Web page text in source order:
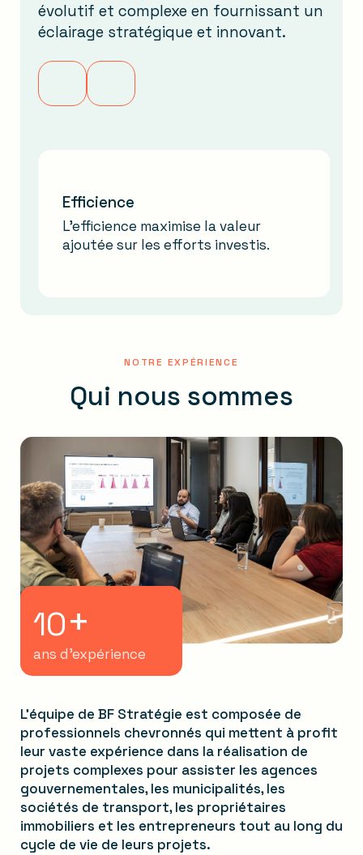
évolutif et complexe en fournissant un
éclairage stratégique et innovant.
Efficience
L’efficience maximise la valeur
ajoutée sur les efforts investis.
NOTRE EXPÉRIENCE
Qui nous sommes
10+
ans d’expérience
L’équipe de BF Stratégie est composée de
professionnels chevronnés qui mettent à profit
leur vaste expérience dans la réalisation de
projets complexes pour assister les agences
gouvernementales, les municipalités, les
sociétés de transport, les propriétaires
immobiliers et les entrepreneurs tout au long du
cycle de vie de leurs projets.